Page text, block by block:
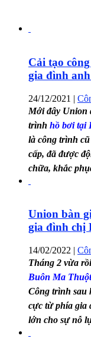
Cải tạo
gia đình
24/12/2021 |
Mới đây Union
trình hồ bơi tại
là công trình
cấp, đã được
chữa, khắc
Union bàn
gia đình chị
14/02/2022 |
Tháng 2 vừa
Buôn Ma Thuột
Công trình sau
cực từ phía gia
lớn cho sự nỗ